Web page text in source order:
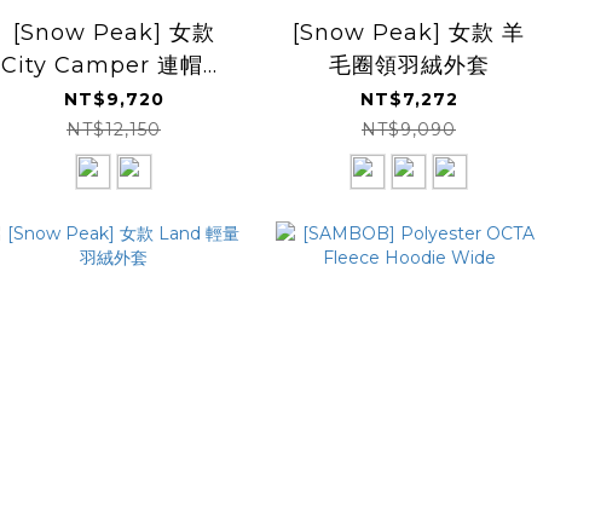
[Snow Peak] 女款
City Camper 連帽厚
羽絨外套
NT$9,720
NT$12,150
[Snow Peak] 女款 羊
毛圈領羽絨外套
NT$7,272
NT$9,090